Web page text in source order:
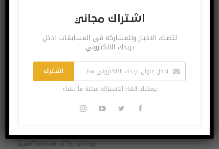
كاليفورنيا للتقنية “California
Institute of Technology” قضية
اشتراك مجاني
لتصلك الاخبار وللمشاركة في المسابقات ادخل
بريدك الالكتروني
اشترك
يمكنك الغاء الاشتراك ساعة ما تشاء